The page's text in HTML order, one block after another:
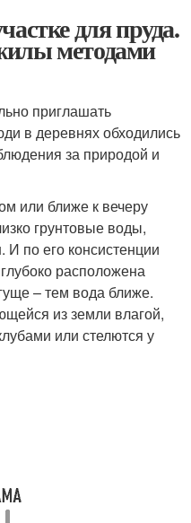
для пруда.
методами
приглашать
в деревнях обходились
за природой и
или ближе к вечеру
грунтовые воды,
И по его консистенции
расположена
– тем вода ближе.
из земли влагой,
или стелются у